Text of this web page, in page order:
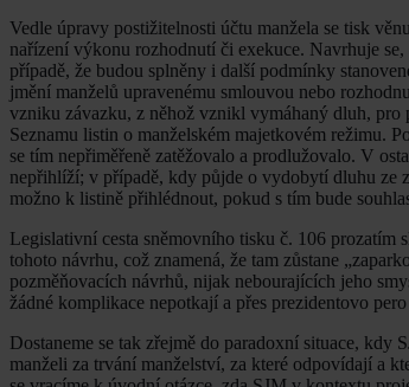
Vedle úpravy postižitelnosti účtu manžela se tisk
nařízení výkonu rozhodnutí či exekuce. Navrhuje
případě, že budou splněny i další podmínky
jmění manželů upravenému smlouvou nebo
vzniku závazku, z něhož vznikl vymáhaný dluh,
Seznamu listin o manželském majetkovém režimu.
se tím nepřiměřeně zatěžovalo a prodlužovalo. V
nepřihlíží; v případě, kdy půjde o vydobytí dluhu ze
možno k listině přihlédnout, pokud s tím bude
Legislativní cesta sněmovního tisku č. 106 prozatím
tohoto návrhu, což znamená, že tam zůstane
pozměňovacích návrhů, nijak nebourajících jeho
žádné komplikace nepotkají a přes prezidentovo
Dostaneme se tak zřejmě do paradoxní situace, kdy
manželi za trvání manželství, za které odpovídají a